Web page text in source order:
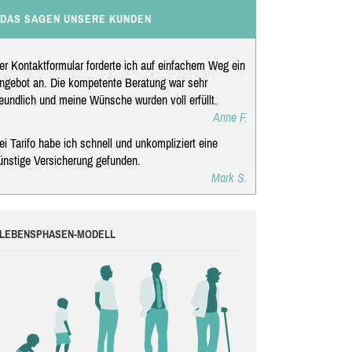
DAS SAGEN UNSERE KUNDEN
Kontaktformular forderte ich auf einfachem Weg ein
an. Die kompetente Beratung war sehr
und meine Wünsche wurden voll erfüllt.
Anne F.
Tarifo habe ich schnell und unkompliziert eine
Versicherung gefunden.
Mark S.
LEBENSPHASEN-MODELL